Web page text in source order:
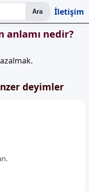
Ara İletişim
anlamı nedir?
deyimler